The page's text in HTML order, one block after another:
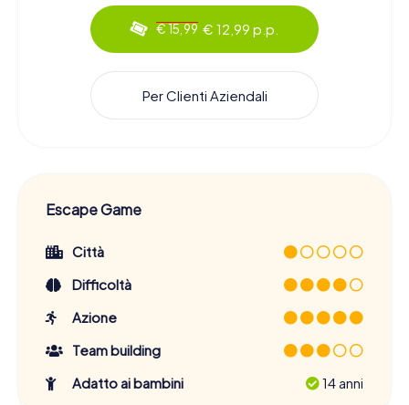
€ 15,99 € 12,99 p.p.
Per Clienti Aziendali
Escape Game
Città
Difficoltà
Azione
Team building
Adatto ai bambini
14 anni